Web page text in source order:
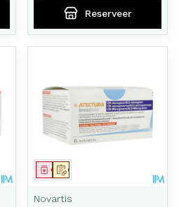
Reserveer
Op voorschrift
Geneesmiddel
Novartis